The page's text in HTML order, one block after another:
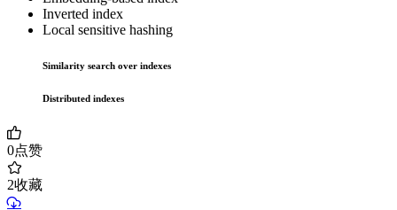
Inverted index
Local sensitive hashing
Similarity search over indexes
Distributed indexes
0点赞
2收藏